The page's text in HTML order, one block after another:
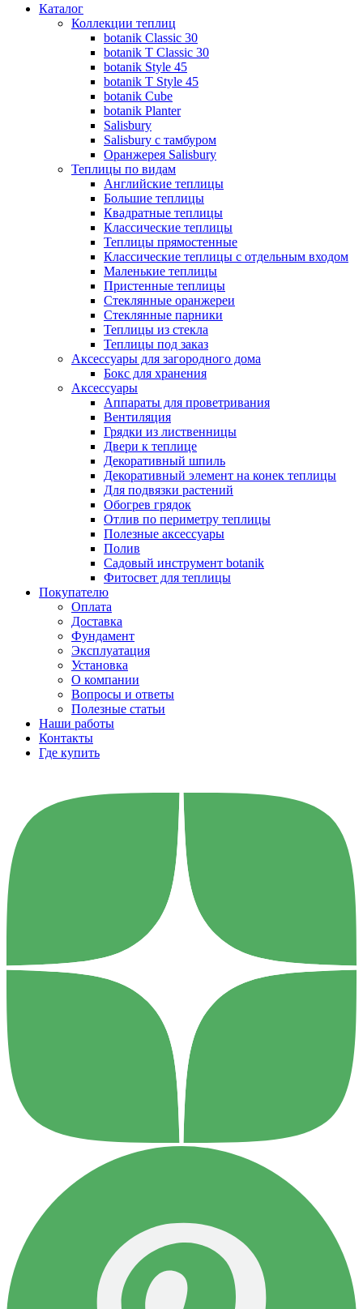
Каталог
Коллекции теплиц
botanik Classic 30
botanik T Classic 30
botanik Style 45
botanik Т Style 45
botanik Cube
botanik Planter
Salisbury
Salisbury с тамбуром
Оранжерея Salisbury
Теплицы по видам
Английские теплицы
Большие теплицы
Квадратные теплицы
Классические теплицы
Теплицы прямостенные
Классические теплицы с отдельным входом
Маленькие теплицы
Пристенные теплицы
Стеклянные оранжереи
Стеклянные парники
Теплицы из стекла
Теплицы под заказ
Аксессуары для загородного дома
Бокс для хранения
Аксессуары
Аппараты для проветривания
Вентиляция
Грядки из лиственницы
Двери к теплице
Декоративный шпиль
Декоративный элемент на конек теплицы
Для подвязки растений
Обогрев грядок
Отлив по периметру теплицы
Полезные аксессуары
Полив
Садовый инструмент botanik
Фитосвет для теплицы
Покупателю
Оплата
Доставка
Фундамент
Эксплуатация
Установка
О компании
Вопросы и ответы
Полезные статьи
Наши работы
Контакты
Где купить